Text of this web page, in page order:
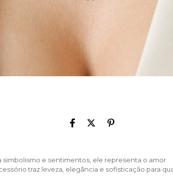
simbolismo e sentimentos, ele representa o amor
traz leveza, elegância e sofisticação para